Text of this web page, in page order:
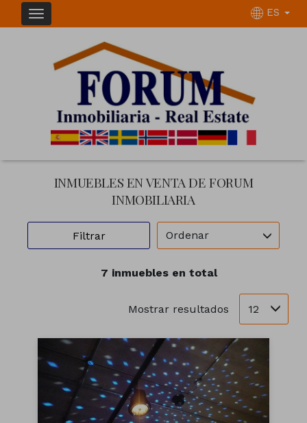
ES
INMUEBLES EN VENTA DE FORUM
INMOBILIARIA
Filtrar Ordenar
7 inmuebles en total
Mostrar resultados 12